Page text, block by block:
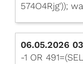
574O4Rjg'));
06.05.2026
-1 OR